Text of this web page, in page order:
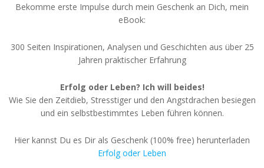
Bekomme erste Impulse durch mein Geschenk an Dich, mein
eBook:
300 Seiten Inspirationen, Analysen und Geschichten aus über 25
Jahren praktischer Erfahrung
Erfolg oder Leben? Ich will beides!
Wie Sie den Zeitdieb, Stresstiger und den Angstdrachen besiegen
und ein selbstbestimmtes Leben führen können.
Hier kannst Du es Dir als Geschenk (100% free) herunterladen
Erfolg oder Leben